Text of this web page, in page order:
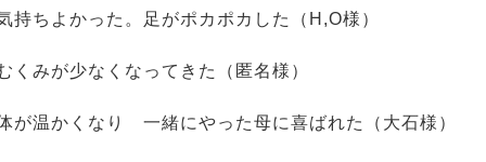
持ちよかった。足がポカポカした（H,O様）
くみが少なくなってきた（匿名様）
が温かくなり 一緒にやった母に喜ばれた（大石様）